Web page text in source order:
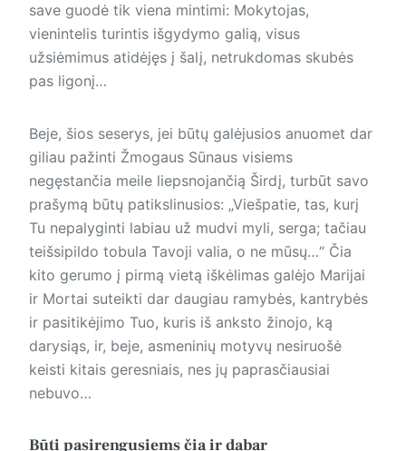
save guodė tik viena mintimi: Mokytojas,
vienintelis turintis išgydymo galią, visus
užsiėmimus atidėjęs į šalį, netrukdomas skubės
pas ligonį…
Beje, šios seserys, jei būtų galėjusios anuomet dar
giliau pažinti Žmogaus Sūnaus visiems
negęstančia meile liepsnojančią Širdį, turbūt savo
prašymą būtų patikslinusios: „Viešpatie, tas, kurį
Tu nepalyginti labiau už mudvi myli, serga; tačiau
teišsipildo tobula Tavoji valia, o ne mūsų…“ Čia
kito gerumo į pirmą vietą iškėlimas galėjo Marijai
ir Mortai suteikti dar daugiau ramybės, kantrybės
ir pasitikėjimo Tuo, kuris iš anksto žinojo, ką
darysiąs, ir, beje, asmeninių motyvų nesiruošė
keisti kitais geresniais, nes jų paprasčiausiai
nebuvo…
Būti pasirengusiems čia ir dabar